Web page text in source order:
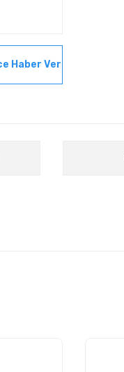
Haber Ver